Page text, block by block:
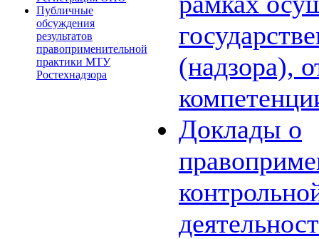
Публичные
обсуждения
результатов
правоприменительной
практики МТУ
Ростехнадзора
(надзора),
Доклады о